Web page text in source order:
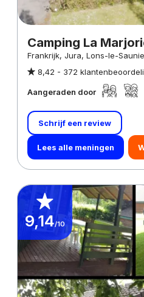
Camping La
Frankrijk, Jura, Lons-le-
8,42 - 372
Aangeraden door
Schrijf een review
Lees alle meningen
9,14/10